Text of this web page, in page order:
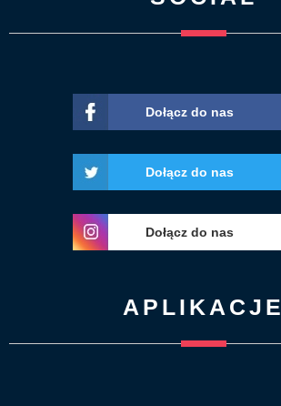
Dołącz do nas
Dołącz do nas
Dołącz do nas
APLIKACJE